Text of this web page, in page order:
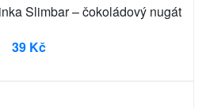
Slimbar – čokoládový nugát
39 Kč